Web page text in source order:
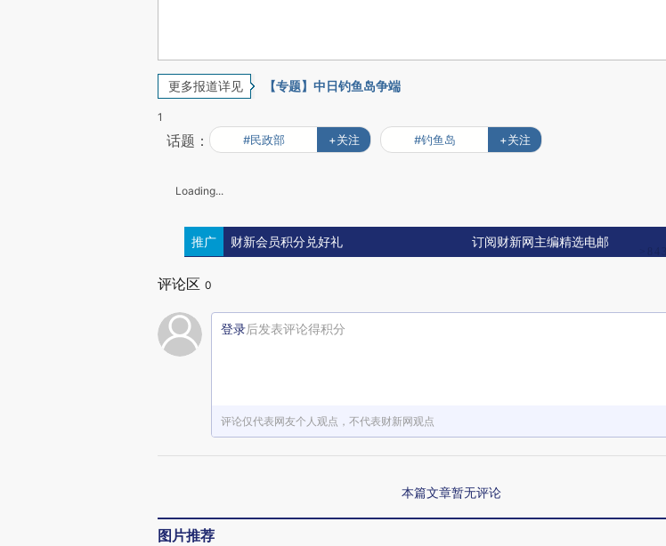
更多报道详见 【专题】中日钓鱼岛争端
1
话题： #民政部 +关注 #钓鱼岛 +关注
Loading...
推广 财新会员积分兑好礼 订阅财新网主编精选电邮
评论区 0
登录后发表评论得积分
评论仅代表网友个人观点，不代表财新网观点
本篇文章暂无评论
图片推荐